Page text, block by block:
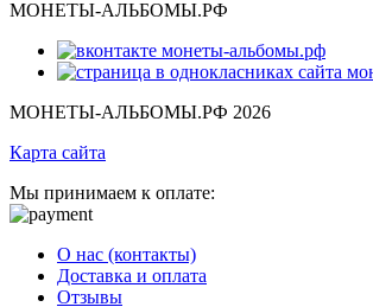
МОНЕТЫ-АЛЬБОМЫ.РФ
МОНЕТЫ-АЛЬБОМЫ.РФ 2026
Карта сайта
Мы принимаем к оплате:
О нас (контакты)
Доставка и оплата
Отзывы